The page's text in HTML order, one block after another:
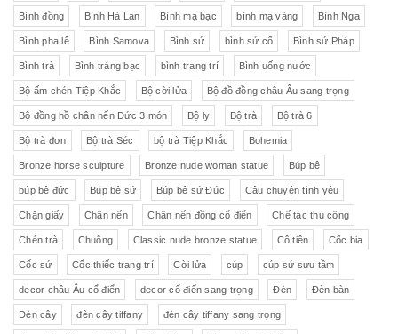
Bình đồng Bình Hà Lan Bình mạ bạc bình mạ vàng Bình Nga
Bình pha lê Bình Samova Bình sứ bình sứ cổ Bình sứ Pháp
Bình trà Bình tráng bạc bình trang trí Bình uống nước
Bộ ấm chén Tiệp Khắc Bộ cời lửa Bộ đồ đồng châu Âu sang trọng
Bộ đồng hồ chân nến Đức 3 món Bộ ly Bộ trà Bộ trà 6
Bộ trà đơn Bộ trà Séc bộ trà Tiệp Khắc Bohemia
Bronze horse sculpture Bronze nude woman statue Búp bê
búp bê đức Búp bê sứ Búp bê sứ Đức Câu chuyện tình yêu
Chặn giấy Chân nến Chân nến đồng cổ điển Chế tác thủ công
Chén trà Chuông Classic nude bronze statue Cô tiên Cốc bia
Cốc sứ Cốc thiếc trang trí Cời lửa cúp cúp sứ sưu tầm
decor châu Âu cổ điển decor cổ điển sang trọng Đèn Đèn bàn
Đèn cây đèn cây tiffany đèn cây tiffany sang trọng